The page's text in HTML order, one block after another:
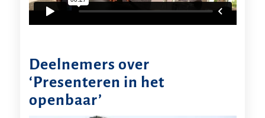
Deelnemers over
‘Presenteren in het
openbaar’